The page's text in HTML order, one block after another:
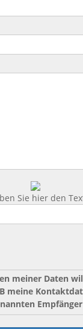
Sie hier den
meiner Daten
meine